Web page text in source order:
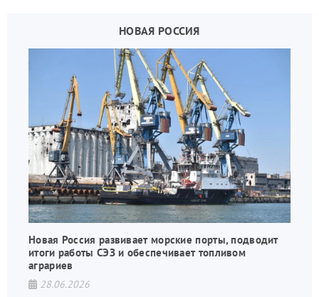
НОВАЯ РОССИЯ
Новая Россия развивает морские порты, подводит
итоги работы СЭЗ и обеспечивает топливом
аграриев
28.06.2026